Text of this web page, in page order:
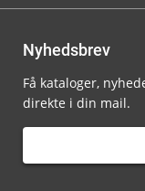
Nyhedsbrev
Få kataloger,
direkte i din mail.